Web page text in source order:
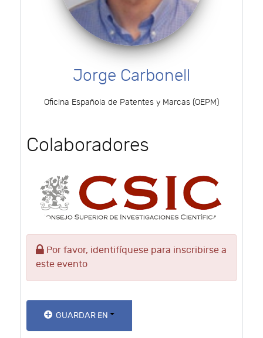
Jorge Carbonell
Oficina Española de Patentes y Marcas (OEPM)
Colaboradores
Por favor, identifíquese para inscribirse a
este evento
GUARDAR EN